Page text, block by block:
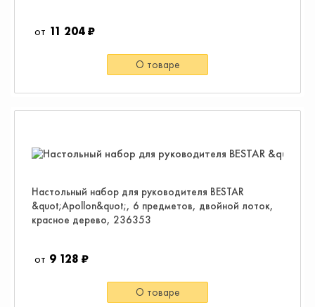
11 204 ₽
О товаре
Настольный набор для руководителя BESTAR
&quot;Apollon&quot;, 6 предметов, двойной лоток,
красное дерево, 236353
9 128 ₽
О товаре